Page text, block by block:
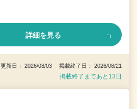
詳細を見る
更新日： 2026/08/03 掲載終了日： 2026/08/21
掲載終了まであと13日